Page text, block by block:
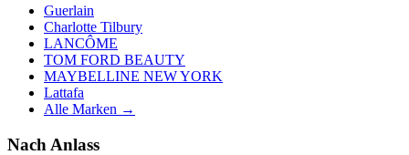
Guerlain
Charlotte Tilbury
LANCÔME
TOM FORD BEAUTY
MAYBELLINE NEW YORK
Lattafa
Alle Marken →
Nach Anlass